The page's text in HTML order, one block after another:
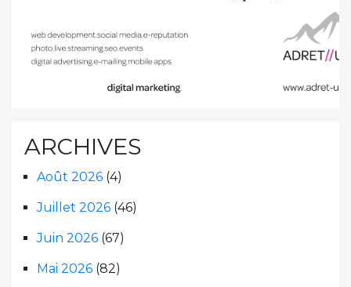
ARCHIVES
Août 2026 (4)
Juillet 2026 (46)
Juin 2026 (67)
Mai 2026 (82)